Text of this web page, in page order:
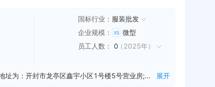
国标行业： 服装批发
企业规模 ：
微型
员工人数 ： 0（2025年）
开封市金麦子商贸有限公司是一家从事服装化妆品销售等业务的公司，成立于2015年04月10日，公司坐落在河南省，详细地址为：开封市龙亭区鑫宇小区1号楼5号营业房;经国家企业信用信息公示系统查询得知，开封市金麦子商贸有限公司的信用代码/税号为914102023561847441，法人是刘宁，注册资本为90.000000万人民币，企业的经营范围为:服装与化妆品的销售。 展开